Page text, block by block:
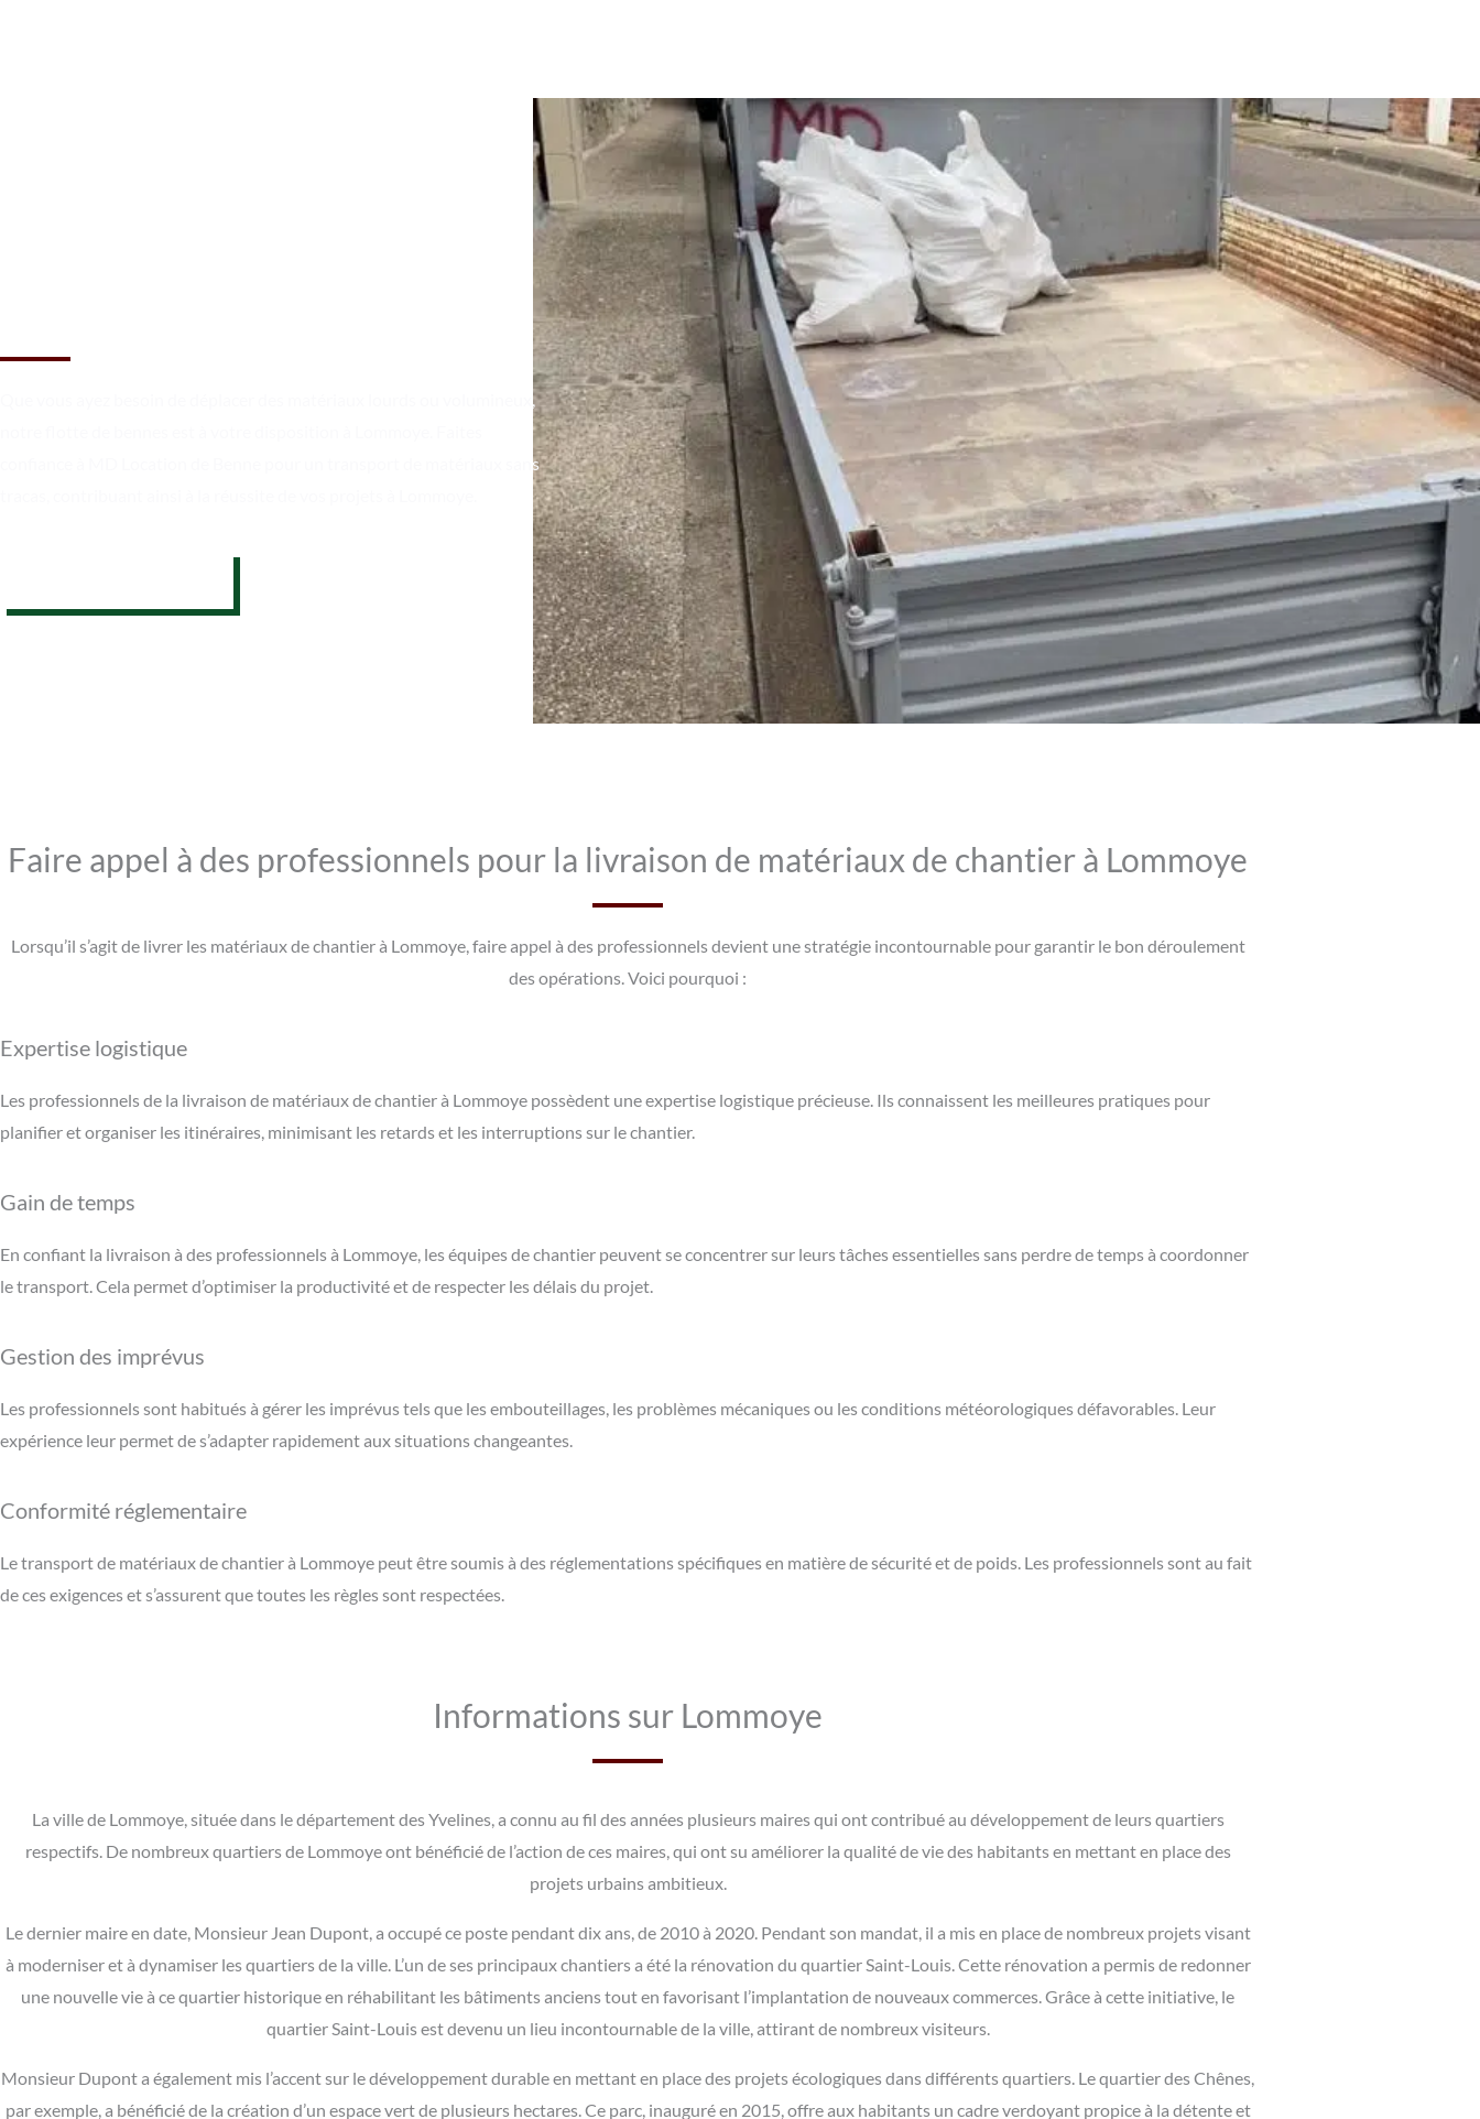
Que vous ayez besoin de déplacer des matériaux lourds ou volumineux,
confiance à MD Location de Benne pour un transport de matériaux sans
Faire appel à des professionnels pour la livraison de matériaux de chantier à Lommoye
Lorsqu’il s’agit de livrer les matériaux de chantier à Lommoye, faire appel à des professionnels devient une stratégie incontournable pour garantir le bon déroulement
des opérations. Voici pourquoi :
Expertise logistique
Les professionnels de la livraison de matériaux de chantier à Lommoye possèdent une expertise logistique précieuse. Ils connaissent les meilleures pratiques pour
planifier et organiser les itinéraires, minimisant les retards et les interruptions sur le chantier.
Gain de temps
En confiant la livraison à des professionnels à Lommoye, les équipes de chantier peuvent se concentrer sur leurs tâches essentielles sans perdre de temps à coordonner
le transport. Cela permet d’optimiser la productivité et de respecter les délais du projet.
Gestion des imprévus
Les professionnels sont habitués à gérer les imprévus tels que les embouteillages, les problèmes mécaniques ou les conditions météorologiques défavorables. Leur
expérience leur permet de s’adapter rapidement aux situations changeantes.
Conformité réglementaire
Le transport de matériaux de chantier à Lommoye peut être soumis à des réglementations spécifiques en matière de sécurité et de poids. Les professionnels sont au fait
de ces exigences et s’assurent que toutes les règles sont respectées.
Informations sur Lommoye
La ville de Lommoye, située dans le département des Yvelines, a connu au fil des années plusieurs maires qui ont contribué au développement de leurs quartiers
respectifs. De nombreux quartiers de Lommoye ont bénéficié de l’action de ces maires, qui ont su améliorer la qualité de vie des habitants en mettant en place des
projets urbains ambitieux.
Le dernier maire en date, Monsieur Jean Dupont, a occupé ce poste pendant dix ans, de 2010 à 2020. Pendant son mandat, il a mis en place de nombreux projets visant
à moderniser et à dynamiser les quartiers de la ville. L’un de ses principaux chantiers a été la rénovation du quartier Saint-Louis. Cette rénovation a permis de redonner
une nouvelle vie à ce quartier historique en réhabilitant les bâtiments anciens tout en favorisant l’implantation de nouveaux commerces. Grâce à cette initiative, le
quartier Saint-Louis est devenu un lieu incontournable de la ville, attirant de nombreux visiteurs.
Monsieur Dupont a également mis l’accent sur le développement durable en mettant en place des projets écologiques dans différents quartiers. Le quartier des Chênes,
par exemple, a bénéficié de la création d’un espace vert de plusieurs hectares. Ce parc, inauguré en 2015, offre aux habitants un cadre verdoyant propice à la détente et